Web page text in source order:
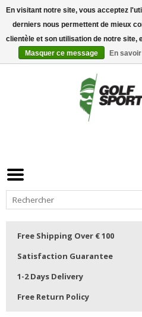
Free Shipping Over € 100
Satisfaction Guarantee
1-2 Days Delivery
Free Return Policy
En visitant notre site, vous acceptez
derniers nous permettent de mieux
clientèle et son utilisation de notre site,
Masquer ce message
En